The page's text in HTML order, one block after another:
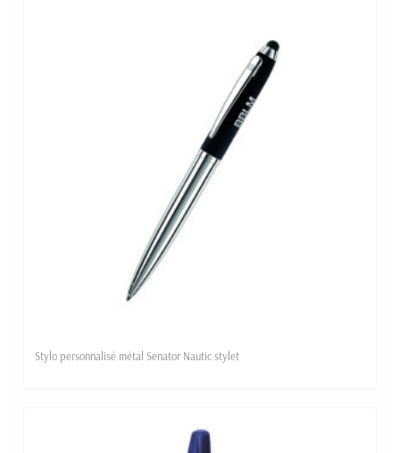
Stylo personnalisé métal Senator Nautic stylet